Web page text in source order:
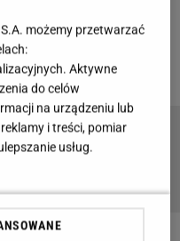
które dotyczyło
pytanie o
możemy przetwarzać
Aktywne
do celów
na urządzeniu lub
i treści, pomiar
usług.